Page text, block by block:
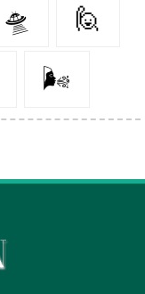
🛸 🙋‍
🌬️